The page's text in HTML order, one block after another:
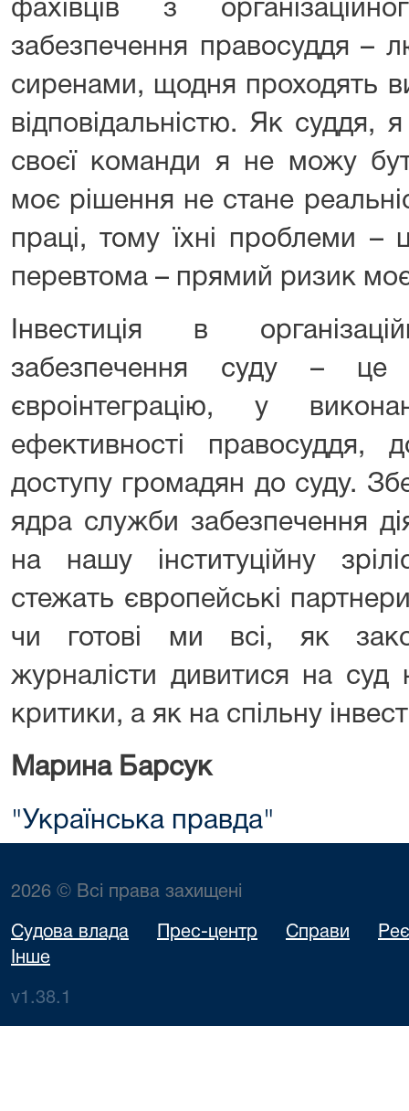
фахівців з
забезпечення правосуддя –
сиренами, щодня проходять
відповідальністю. Як суддя,
своєї команди я не можу
моє рішення не стане
праці, тому їхні проблеми –
перевтома – прямий ризик
Інвестиція в
забезпечення суду – це
євроінтеграцію, у
ефективності правосуддя,
доступу громадян до суду.
ядра служби забезпечення
на нашу інституційну
стежать європейські
чи готові ми всі, як
журналісти дивитися на суд
критики, а як на спільну
Марина Барсук
"Українська правда"
2026 © Всі права захищені
Судова влада Прес-центр Справи
Інше
v1.38.1